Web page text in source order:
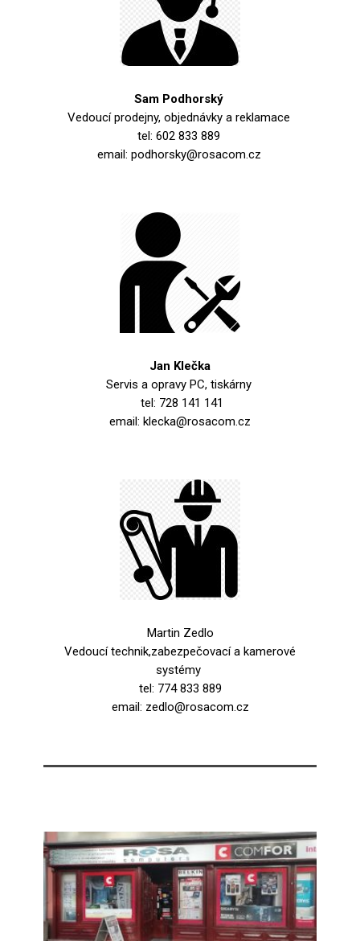
Sam Podhorský
Vedoucí prodejny, objednávky a reklamace
tel: 602 833 889
email: podhorsky@rosacom.cz
Jan Klečka
Servis a opravy PC, tiskárny
tel: 728 141 141
email: klecka@rosacom.cz
Martin Zedlo
Vedoucí technik,zabezpečovací a kamerové
systémy
tel: 774 833 889
email: zedlo@rosacom.cz